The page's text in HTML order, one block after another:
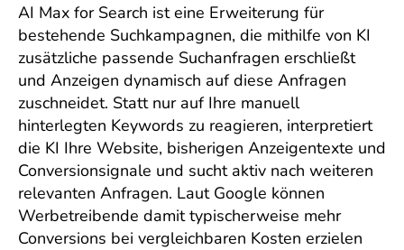
AI Max for Search ist eine Erweiterung für
bestehende Suchkampagnen, die mithilfe von KI
zusätzliche passende Suchanfragen erschließt
und Anzeigen dynamisch auf diese Anfragen
zuschneidet. Statt nur auf Ihre manuell
hinterlegten Keywords zu reagieren, interpretiert
die KI Ihre Website, bisherigen Anzeigentexte und
Conversionsignale und sucht aktiv nach weiteren
relevanten Anfragen. Laut Google können
Werbetreibende damit typischerweise mehr
Conversions bei vergleichbaren Kosten erzielen